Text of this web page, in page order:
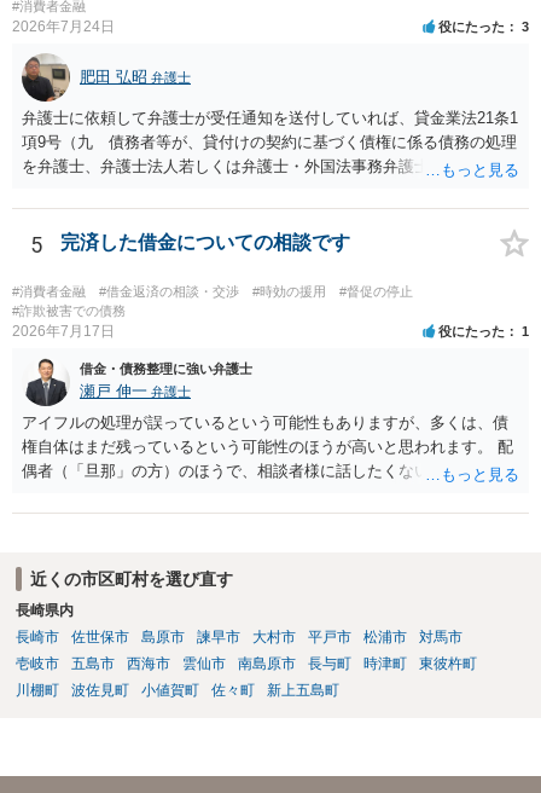
#消費者金融
2026年7月24日 役にたった 3
肥田 弘昭 弁護士
弁護士に依頼して弁護士が受任通知を送付していれば、貸金業法21条1
項9号（九 債務者等が、貸付けの契約に基づく債権に係る債務の処理
を弁護士、弁護士法人若しくは弁護士・外国法事務弁護士共同法人若
等」という。）に委託し、又はその処理のため必要な裁判所における
民事事件に関する手続をとり、弁護士等又は裁判所から書面によりそ
の旨の通知があつた場合において、正当な理由がないのに、債務者等
に対し、電話をかけ、電報を送達し、若しくはファクシミリ装置を用
いて送信し、又は訪問する方法により、当該債務を弁済することを要
求し、これに対し債務者等から直接要求しないよう求められたにもか
かわらず、更にこれらの方法で当該債務を弁済することを要求するこ
と。）に違反しています。監督官庁に行政処分を求める、裁判所に仮
処分申請、不退去罪が成立すれば警察に通報などの対応が考えられま
す。ご参考にしてください。
5 完済した借金についての相談です
#消費者金融 #借金返済の相談・交渉 #時効の援用
#督促の停止
#詐欺被害での債務
2026年7月17日 役にたった 1
借金・債務整理に強い弁護士
瀬戸 伸一 弁護士
アイフルの処理が誤っているという可能性もありますが、多くは、債
権自体はまだ残っているという可能性のほうが高いと思われます。 配
偶者（「旦那」の方）のほうで、相談者様に話したくない事情等もあ
援用という方法も取れる可能性があるため、御主人に法律事務所に相
せない事情もあるかもしれないのでおひとりで行ってもらうほうがい
いかもしれません。 配偶者の債務がある状態で配偶者が亡くなると債
務を相談者様が相続するという状態になる（相続放棄などの亡くなっ
てからの方法もありますが）ため、相談者様にも関係することだとし
て相談にいくようにお話してみてはどうでしょうか。
近くの市区町村を選び直す
長崎県内
長崎市
佐世保市 島原市 諫早市 大村市 平戸市 松浦市
対馬市
壱岐市
五島市 西海市 雲仙市 南島原市 長与町 時津町
東彼杵町
川棚町
波佐見町 小値賀町 佐々町 新上五島町